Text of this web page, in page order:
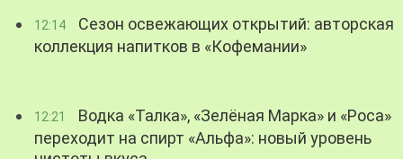
12:14
Сезон освежающих открытий: авторская
коллекция напитков в «Кофемании»
12:21
Водка «Талка», «Зелёная Марка» и «Роса»
переходит на спирт «Альфа»: новый уровень